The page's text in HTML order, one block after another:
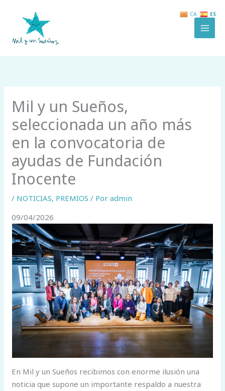
contenido
Mil y un Sueños,
seleccionada un año más
en la convocatoria de
ayudas de Fundación
Inocente
/ NOTICIAS, PREMIOS / Poradmin
09/04/2026
En Mil y un Sueños recibimos con enorme ilusión una
noticia que supone un importante respaldo a nuestra
CA ES